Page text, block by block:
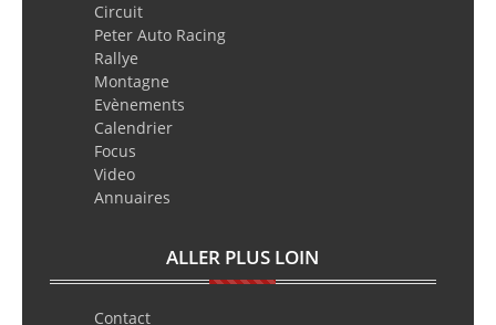
Circuit
Peter Auto Racing
Rallye
Montagne
Evènements
Calendrier
Focus
Video
Annuaires
ALLER PLUS LOIN
Contact